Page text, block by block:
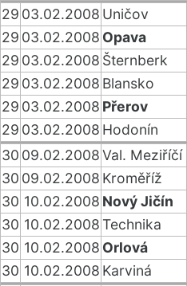
29 03.02.2008 Uničov
29 03.02.2008 Opava
29 03.02.2008 Šternberk
29 03.02.2008 Blansko
29 03.02.2008 Přerov
29 03.02.2008 Hodonín
30 09.02.2008Val. Meziříčí
30 09.02.2008 Kroměříž
30 10.02.2008 Nový Jičín
30 10.02.2008Technika
30 10.02.2008 Orlová
30 10.02.2008 Karviná